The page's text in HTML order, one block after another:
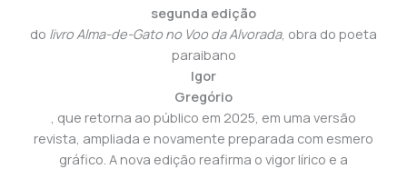
segunda edição
do livro Alma-de-Gato no Voo da Alvorada, obra do poeta
paraibano
Igor
Gregório
, que retorna ao público em 2025, em uma versão
revista, ampliada e novamente preparada com esmero
gráfico. A nova edição reafirma o vigor lírico e a